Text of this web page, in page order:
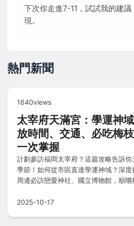
下次你走進7-11，試試我的建
現。
熱門新聞
1640views
太宰府天滿宮：學運神
放時間、交通、必吃梅
一次掌握
計劃參訪福岡太宰府？這篇攻略告訴
季節！如何從市區直達學運神域？深度
周邊必訪戀愛神社、國立博物館，順
惱！
2025-10-17